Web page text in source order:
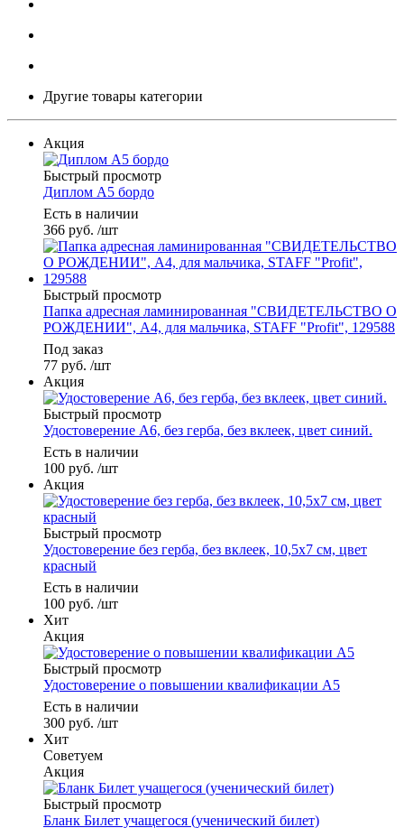
Другие товары категории
Акция
Быстрый просмотр
Диплом А5 бордо
Есть в наличии
366 руб. /шт
Быстрый просмотр
Папка адресная ламинированная "СВИДЕТЕЛЬСТВО О
РОЖДЕНИИ", А4, для мальчика, STAFF "Profit", 129588
Под заказ
77 руб. /шт
Акция
Быстрый просмотр
Удостоверение А6, без герба, без вклеек, цвет синий.
Есть в наличии
100 руб. /шт
Акция
Быстрый просмотр
Удостоверение без герба, без вклеек, 10,5х7 см, цвет
красный
Есть в наличии
100 руб. /шт
Хит
Акция
Быстрый просмотр
Удостоверение о повышении квалификации А5
Есть в наличии
300 руб. /шт
Хит
Советуем
Акция
Быстрый просмотр
Бланк Билет учащегося (ученический билет)